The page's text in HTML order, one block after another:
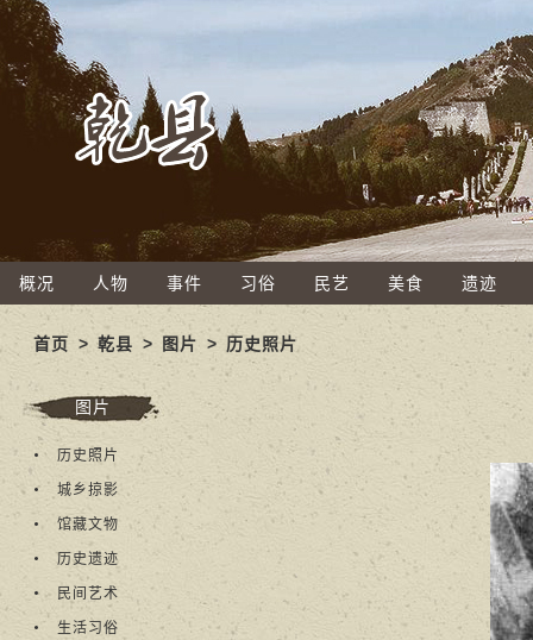
概况 人物 事件 习俗 民艺 美食 遗迹
首页 >乾县 > 图片 > 历史照片
图片
历史照片
城乡掠影
馆藏文物
历史遗迹
民间艺术
生活习俗